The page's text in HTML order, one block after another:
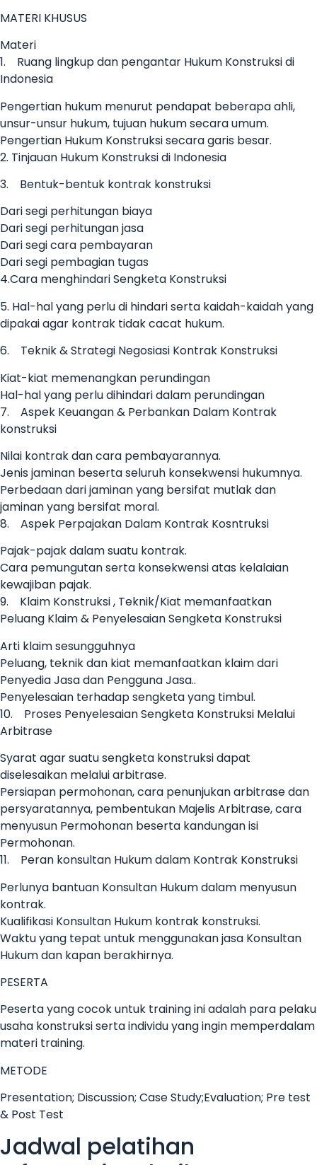
MATERI KHUSUS
Materi
1. Ruang lingkup dan pengantar Hukum Konstruksi di
Indonesia
Pengertian hukum menurut pendapat beberapa ahli,
unsur-unsur hukum, tujuan hukum secara umum.
Pengertian Hukum Konstruksi secara garis besar.
2. Tinjauan Hukum Konstruksi di Indonesia
3. Bentuk-bentuk kontrak konstruksi
Dari segi perhitungan biaya
Dari segi perhitungan jasa
Dari segi cara pembayaran
Dari segi pembagian tugas
4.Cara menghindari Sengketa Konstruksi
5. Hal-hal yang perlu di hindari serta kaidah-kaidah yang
dipakai agar kontrak tidak cacat hukum.
6. Teknik & Strategi Negosiasi Kontrak Konstruksi
Kiat-kiat memenangkan perundingan
Hal-hal yang perlu dihindari dalam perundingan
7. Aspek Keuangan & Perbankan Dalam Kontrak
konstruksi
Nilai kontrak dan cara pembayarannya.
Jenis jaminan beserta seluruh konsekwensi hukumnya.
Perbedaan dari jaminan yang bersifat mutlak dan
jaminan yang bersifat moral.
8. Aspek Perpajakan Dalam Kontrak Kosntruksi
Pajak-pajak dalam suatu kontrak.
Cara pemungutan serta konsekwensi atas kelalaian
kewajiban pajak.
9. Klaim Konstruksi , Teknik/Kiat memanfaatkan
Peluang Klaim & Penyelesaian Sengketa Konstruksi
Arti klaim sesungguhnya
Peluang, teknik dan kiat memanfaatkan klaim dari
Penyedia Jasa dan Pengguna Jasa..
Penyelesaian terhadap sengketa yang timbul.
10. Proses Penyelesaian Sengketa Konstruksi Melalui
Arbitrase
Syarat agar suatu sengketa konstruksi dapat
diselesaikan melalui arbitrase.
Persiapan permohonan, cara penunjukan arbitrase dan
persyaratannya, pembentukan Majelis Arbitrase, cara
menyusun Permohonan beserta kandungan isi
Permohonan.
11. Peran konsultan Hukum dalam Kontrak Konstruksi
Perlunya bantuan Konsultan Hukum dalam menyusun
kontrak.
Kualifikasi Konsultan Hukum kontrak konstruksi.
Waktu yang tepat untuk menggunakan jasa Konsultan
Hukum dan kapan berakhirnya.
PESERTA
Peserta yang cocok untuk training ini adalah para pelaku
usaha konstruksi serta individu yang ingin memperdalam
materi training.
METODE
Presentation; Discussion; Case Study;Evaluation; Pre test
& Post Test
Jadwal pelatihan